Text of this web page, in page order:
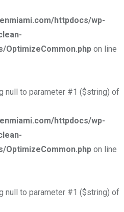
httpdocs/wp-
OptimizeCommon.php on line
null to parameter #1 ($string) of
httpdocs/wp-
OptimizeCommon.php on line
null to parameter #1 ($string) of